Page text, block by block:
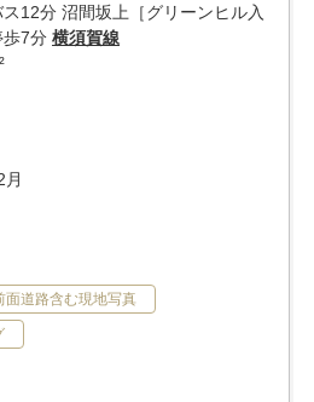
ス12分 沼間坂上［グリーンヒル入
歩7分 横須賀線
面道路含む現地写真